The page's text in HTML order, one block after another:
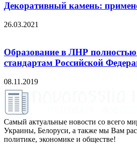
Декоративный камень:
26.03.2021
Образование в ЛНР полностью
стандартам Российской
08.11.2019
Самый актуальные новости со всего
Украины, Белоруси, а также мы Вам
политике, экономике и обществе!